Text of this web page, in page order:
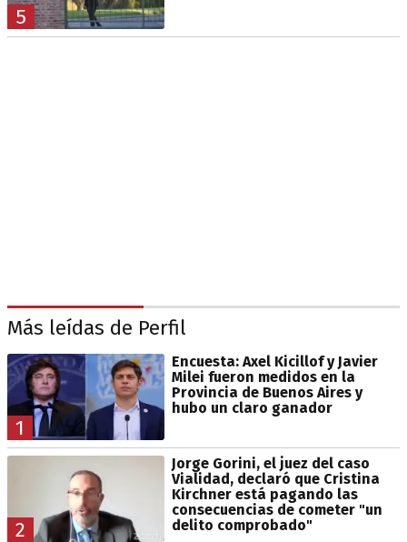
5
Más leídas de Perfil
1
Encuesta: Axel Kicillof y Javier
Milei fueron medidos en la
Provincia de Buenos Aires y
hubo un claro ganador
2
Jorge Gorini, el juez del caso
Vialidad, declaró que Cristina
Kirchner está pagando las
consecuencias de cometer "un
delito comprobado"